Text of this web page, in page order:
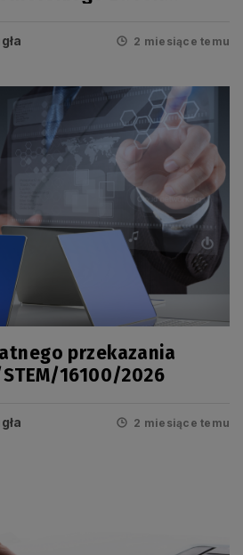
2 miesiące temu
przekazania
16100/2026
2 miesiące temu